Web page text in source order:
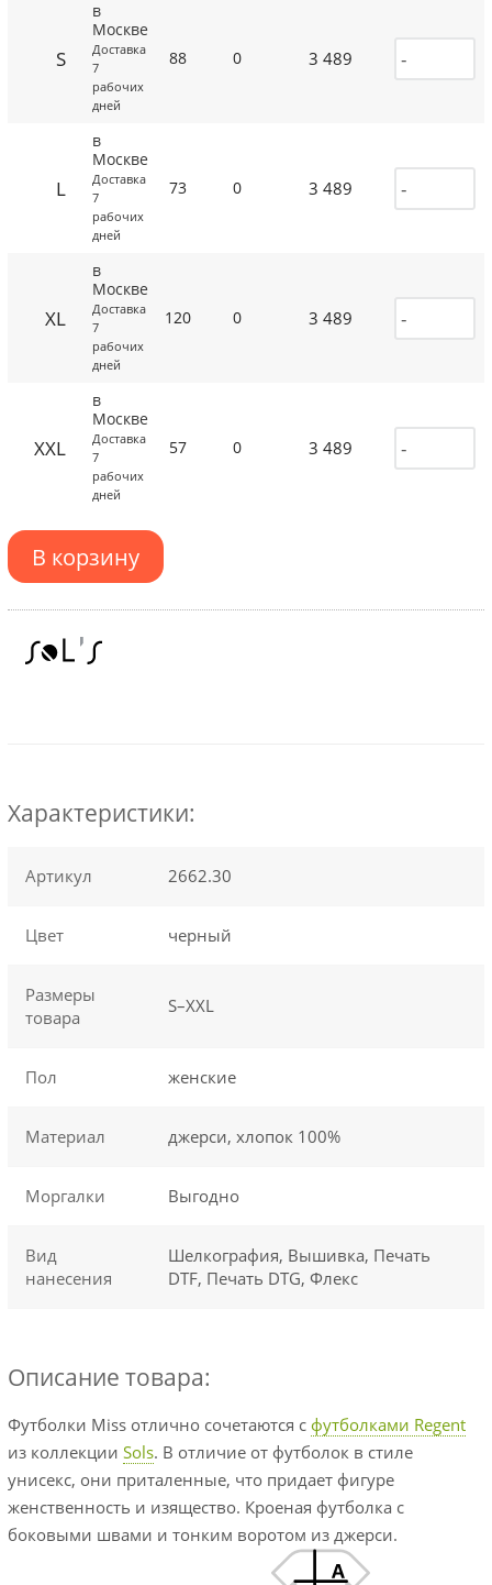
S
в
Москве
Доставка
7
рабочих
дней
88 0 3 489
L
в
Москве
Доставка
7
рабочих
дней
73 0 3 489
XL
в
Москве
Доставка
7
рабочих
дней
120 0 3 489
XXL
в
Москве
Доставка
7
рабочих
дней
57 0 3 489
В корзину
Характеристики:
Артикул 2662.30
Цвет черный
Размеры
товара
S–XXL
Пол женские
Материал джерси, хлопок 100%
Моргалки Выгодно
Вид
нанесения
Шелкография, Вышивка, Печать
DTF, Печать DTG, Флекс
Описание товара:
Футболки Miss отлично сочетаются с футболками Regent
из коллекции Sols. В отличие от футболок в стиле
унисекс, они приталенные, что придает фигуре
женственность и изящество. Кроеная футболка с
боковыми швами и тонким воротом из джерси.